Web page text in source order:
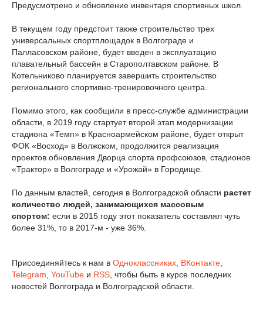
Предусмотрено и обновление инвентаря спортивных школ.
В текущем году предстоит также строительство трех
универсальных спортплощадок в Волгограде и
Палласовском районе, будет введен в эксплуатацию
плавательный бассейн в Старополтавском районе. В
Котельниково планируется завершить строительство
регионального спортивно-тренировочного центра.
Помимо этого, как сообщили в пресс-службе администрации
области, в 2019 году стартует второй этап модернизации
стадиона «Темп» в Красноармейском районе, будет открыт
ФОК «Восход» в Волжском, продолжится реализация
проектов обновления Дворца спорта профсоюзов, стадионов
«Трактор» в Волгограде и «Урожай» в Городище.
По данным властей, сегодня в Волгоградской области растет
количество людей, занимающихся массовым
спортом: если в 2015 году этот показатель составлял чуть
более 31%, то в 2017-м - уже 36%.
Присоединяйтесь к нам в Одноклассниках ВКонтакте
Telegram YouTube и RSS , чтобы быть в курсе последних
новостей Волгограда и Волгоградской области.